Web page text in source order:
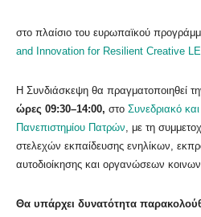
στο πλαίσιο του ευρωπαϊκού
and Innovation for Resilient Creative
Η Συνδιάσκεψη θα πραγματοποιηθεί
ώρες 09:30–14:00, στο Συνεδριακό και
Πανεπιστημίου Πατρών , με τη
στελεχών εκπαίδευσης ενηλίκων,
αυτοδιοίκησης και οργανώσεων
Θα υπάρχει δυνατότητα